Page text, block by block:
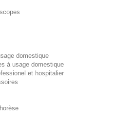
domestique
à usage domestique
et hospitalier